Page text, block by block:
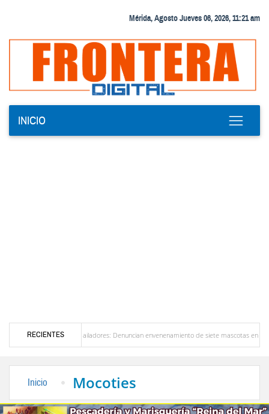
Mérida, Agosto Jueves 06, 2026, 11:21 am
INICIO
RECIENTES
Bailadores: Denuncian envenenamiento de siete mascotas en El Rincón de La Laguna
Inicio Mocoties